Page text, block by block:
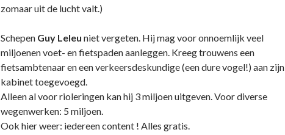
zomaar uit de lucht valt.)
Schepen Guy Leleu niet vergeten. Hij mag voor onnoemlijk veel
miljoenen voet- en fietspaden aanleggen. Kreeg trouwens een
fietsambtenaar en een verkeersdeskundige (een dure vogel!) aan zijn
kabinet toegevoegd.
Alleen al voor rioleringen kan hij 3 miljoen uitgeven. Voor diverse
wegenwerken: 5 miljoen.
Ook hier weer: iedereen content ! Alles gratis.